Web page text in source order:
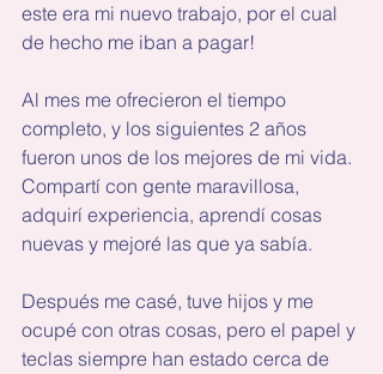
este era mi nuevo trabajo, por el cual
de hecho me iban a pagar!
Al mes me ofrecieron el tiempo
completo, y los siguientes 2 años
fueron unos de los mejores de mi vida.
Compartí con gente maravillosa,
adquirí experiencia, aprendí cosas
nuevas y mejoré las que ya sabía.
Después me casé, tuve hijos y me
ocupé con otras cosas, pero el papel y
teclas siempre han estado cerca de